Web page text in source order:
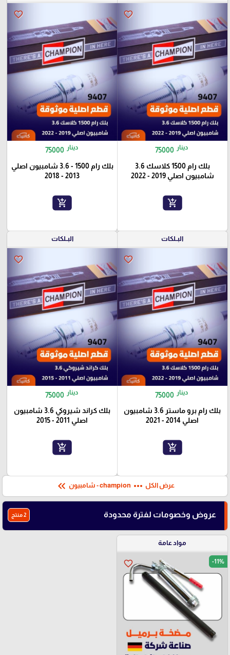
favorite_border
75000 دينار
بلك رام 1500 كلاسك 3.6
شامبيون اصلي 2019 - 2022
add_shopping_cart
favorite_border
75000 دينار
بلك رام 1500 - 3.6 شامبيون اصلي
2013 - 2018
add_shopping_cart
البــلكات
favorite_border
75000 دينار
بلك رام برو ماستر 3.6 شامبيون
اصلي 2014 - 2021
add_shopping_cart
البــلكات
favorite_border
75000 دينار
بلك كراند شيروكي 3.6 شامبيون
اصلي 2011 - 2015
add_shopping_cart
عرض الكل more_horiz
keyboard_double_arrow_left
عروض وخصومات لفترة محدودة 2 منتج
مواد عامة
favorite_border -11%